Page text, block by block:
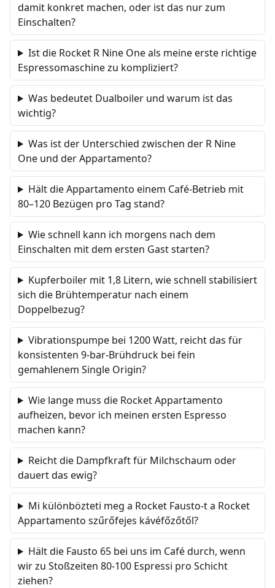
damit konkret machen, oder ist das nur zum
Einschalten?
Ist die Rocket R Nine One als meine erste richtige
Espressomaschine zu kompliziert?
Was bedeutet Dualboiler und warum ist das
wichtig?
Was ist der Unterschied zwischen der R Nine
One und der Appartamento?
Hält die Appartamento einem Café-Betrieb mit
80–120 Bezügen pro Tag stand?
Wie schnell kann ich morgens nach dem
Einschalten mit dem ersten Gast starten?
Kupferboiler mit 1,8 Litern, wie schnell stabilisiert
sich die Brühtemperatur nach einem
Doppelbezug?
Vibrationspumpe bei 1200 Watt, reicht das für
konsistenten 9-bar-Brühdruck bei fein
gemahlenem Single Origin?
Wie lange muss die Rocket Appartamento
aufheizen, bevor ich meinen ersten Espresso
machen kann?
Reicht die Dampfkraft für Milchschaum oder
dauert das ewig?
Mi különbözteti meg a Rocket Fausto-t a Rocket
Appartamento szűrőfejes kávéfőzőtől?
Hält die Fausto 65 bei uns im Café durch, wenn
wir zu Stoßzeiten 80-100 Espressi pro Schicht
ziehen?